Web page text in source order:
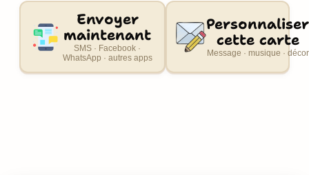
Envoyer
maintenant
SMS · Facebook ·
WhatsApp · autres apps
Personnaliser
cette carte
Message · musique · décor